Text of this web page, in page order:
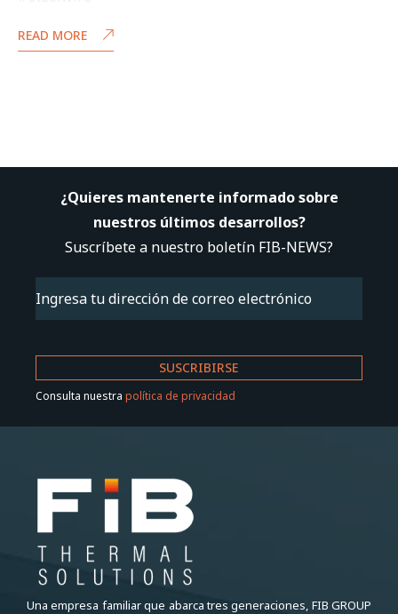
READ MORE
¿Quieres mantenerte informado sobre
nuestros últimos desarrollos?
Suscríbete a nuestro boletín FIB-NEWS?
Email (Obligatorio)
Consulta nuestra política de privacidad
Una empresa familiar que abarca tres generaciones, FIB GROUP